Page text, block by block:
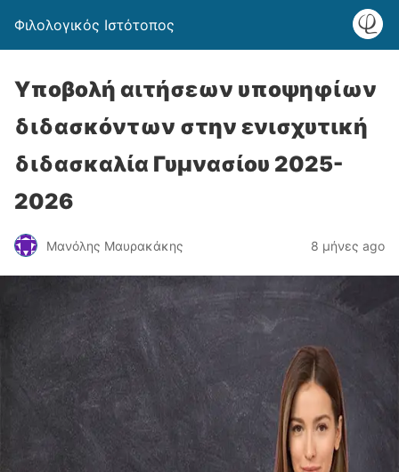
Φιλολογικός Ιστότοπος
Υποβολή αιτήσεων υποψηφίων
διδασκόντων στην ενισχυτική
διδασκαλία Γυμνασίου 2025-
2026
Μανόλης Μαυρακάκης 8 μήνες ago